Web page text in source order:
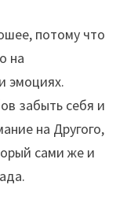
потому что
на
эмоциях.
забыть себя и
на Другого,
сами же и